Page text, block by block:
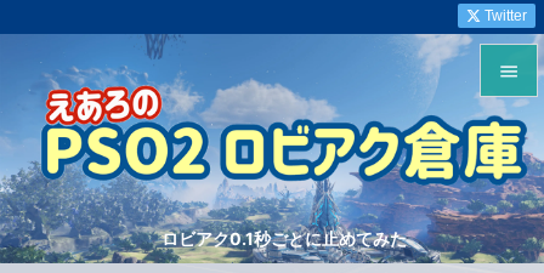
ロビアク0.1秒ごとに止めてみた


メニュ

サイド

Twitter